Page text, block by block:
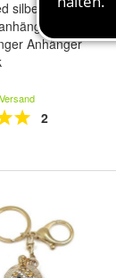
silber
Metall
Anhänger
2